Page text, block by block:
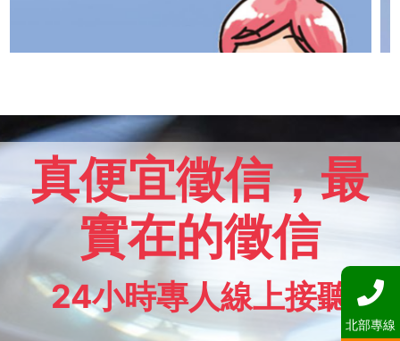
真便宜徵信，最
實在的徵信
24小時專人線上接聽
北部專線